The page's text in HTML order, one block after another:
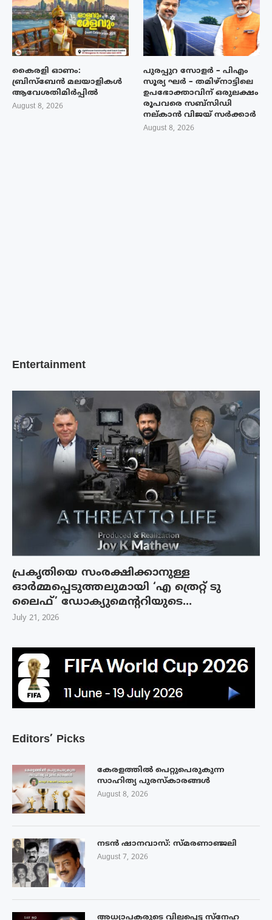
Editors’ Picks
കേരളത്തിൽ പെറ്റുപെരുകുന്ന
സാഹിത്യ പുരസ്‌കാരങ്ങൾ
August 8, 2026
നടൻ ഷാനവാസ്: സ്മരണാഞ്ജലി
August 7, 2026
അധ്യാപകരുടെ വിലപ്പെട്ട സ്നേഹ
കൈരളി ഓണം:
ബ്രിസ്ബേൻ മലയാളികൾ
ആവേശതിമിർപ്പിൽ
August 8, 2026
പുരപ്പുറ സോളർ – പിഎം
സൂര്യ ഘർ – തമിഴ്നാട്ടിലെ
ഉപഭോക്താവിന് ഒരുലക്ഷം
രൂപവരെ സബ്സിഡി
നല്കാൻ വിജയ് സർക്കാർ
August 8, 2026
Entertainment
പ്രകൃതിയെ സംരക്ഷിക്കാനുള്ള
ഓർമ്മപ്പെടുത്തലുമായി ‘എ ത്രെറ്റ് ടു
ലൈഫ്’ ഡോക്യുമെന്ററിയുടെ...
July 21, 2026